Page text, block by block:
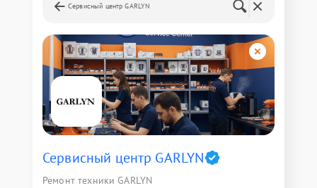
Сервисный центр GARLYN
Сервисный центр GARLYN
Ремонт техники GARLYN